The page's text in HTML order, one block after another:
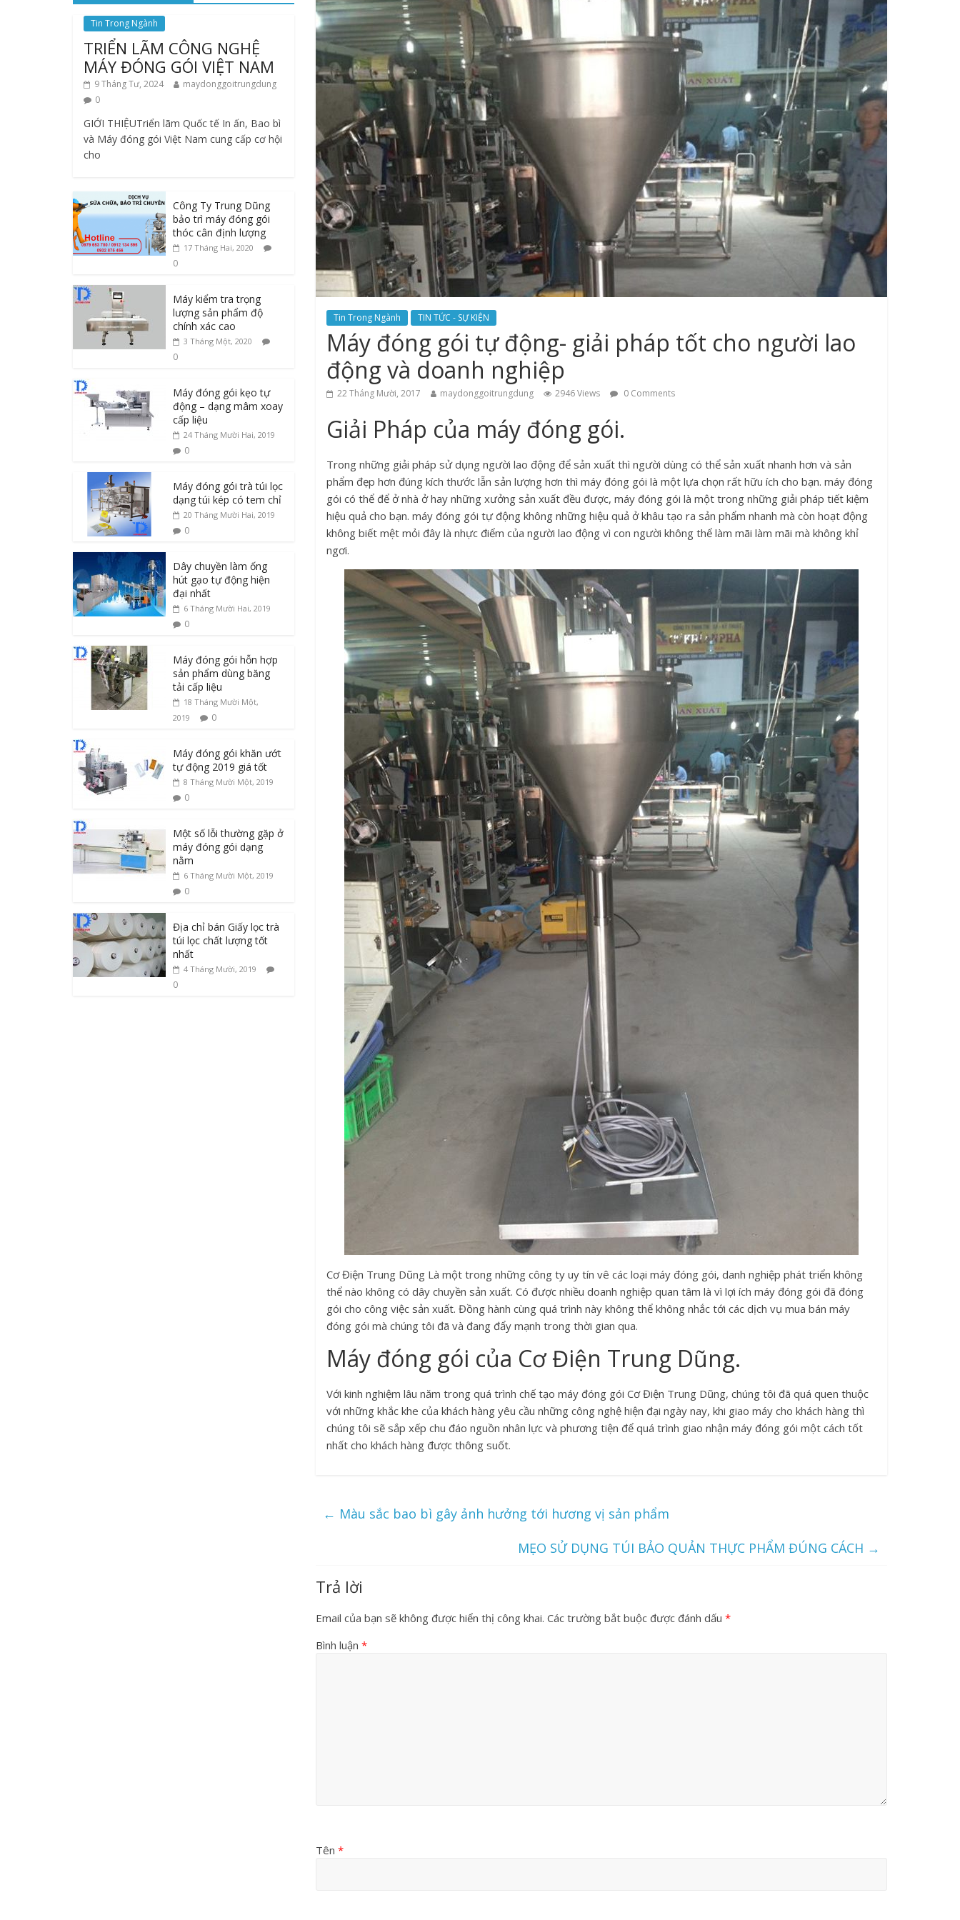
Tin Trong Ngành TIN TỨC - SỰ KIỆN
Máy đóng gói tự động- giải pháp tốt cho người lao
động và doanh nghiệp
22 Tháng Mười, 2017 maydonggoitrungdung 2946 Views 0 Comments
Giải Pháp của máy đóng gói.
Trong những giải pháp sử dụng người lao động để sản xuất thì người dùng có thể sản xuất nhanh hơn và sản
phẩm đẹp hơn đúng kích thước lẫn sản lượng hơn thì máy đóng gói là một lựa chọn rất hữu ích cho bạn. máy đóng
gói có thể để ở nhà ở hay những xưởng sản xuất đều được, máy đóng gói là một trong những giải pháp tiết kiệm
hiệu quả cho bạn. máy đóng gói tự động không những hiệu quả ở khâu tạo ra sản phẩm nhanh mà còn hoạt động
không biết mệt mỏi đây là nhực điểm của người lao động vì con người không thể làm mãi làm mãi mà không khỉ
ngơi.
Cơ Điện Trung Dũng Là một trong những công ty uy tín vê các loại máy đóng gói, danh nghiệp phát triển không
thể nào không có dây chuyền sản xuất. Có được nhiều doanh nghiệp quan tâm là vì lợi ích máy đóng gói đã đóng
gói cho công việc sản xuất. Đồng hành cùng quá trình này không thể không nhắc tới các dịch vụ mua bán máy
đóng gói mà chúng tôi đã và đang đẩy mạnh trong thời gian qua.
Máy đóng gói của Cơ Điện Trung Dũng.
Với kinh nghiệm lâu năm trong quá trình chế tạo máy đóng gói Cơ Điện Trung Dũng, chúng tôi đã quá quen thuộc
với những khắc khe của khách hàng yêu cầu những công nghệ hiện đại ngày nay, khi giao máy cho khách hàng thì
chúng tôi sẽ sắp xếp chu đáo nguồn nhân lực và phương tiện để quá trình giao nhận máy đóng gói một cách tốt
nhất cho khách hàng được thông suốt.
← Màu sắc bao bì gây ảnh hưởng tới hương vị sản phẩm
MẸO SỬ DỤNG TÚI BẢO QUẢN THỰC PHẨM ĐÚNG CÁCH →
Trả lời
Email của bạn sẽ không được hiển thị công khai. Các trường bắt buộc được đánh dấu *
Bình luận *
Tên *
Tin Trong Ngành
TRIỂN LÃM CÔNG NGHỆ
MÁY ĐÓNG GÓI VIỆT NAM
9 Tháng Tư, 2024
maydonggoitrungdung
0
GIỚI THIỆUTriển lãm Quốc tế In ấn, Bao bì
và Máy đóng gói Việt Nam cung cấp cơ hội
cho
Công Ty Trung Dũng
bảo trì máy đóng gói
thóc cân định lượng
17 Tháng Hai, 2020
0
Máy kiểm tra trọng
lượng sản phẩm độ
chính xác cao
3 Tháng Một, 2020
0
Máy đóng gói kẹo tự
động – dạng mâm xoay
cấp liệu
24 Tháng Mười Hai, 2019
0
Máy đóng gói trà túi lọc
dạng túi kép có tem chỉ
20 Tháng Mười Hai, 2019
0
Dây chuyền làm ống
hút gạo tự động hiện
đại nhất
6 Tháng Mười Hai, 2019
0
Máy đóng gói hỗn hợp
sản phẩm dùng băng
tải cấp liệu
18 Tháng Mười Một,
2019
0
Máy đóng gói khăn ướt
tự động 2019 giá tốt
8 Tháng Mười Một, 2019
0
Một số lỗi thường gặp ở
máy đóng gói dạng
nằm
6 Tháng Mười Một, 2019
0
Địa chỉ bán Giấy lọc trà
túi lọc chất lượng tốt
nhất
4 Tháng Mười, 2019
0